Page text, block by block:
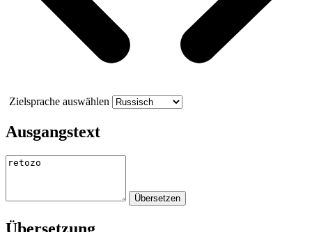
Zielsprache auswählen
Ausgangstext
Übersetzung